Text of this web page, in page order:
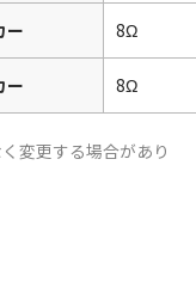
ー 8Ω
ー 8Ω
変更する場合があり